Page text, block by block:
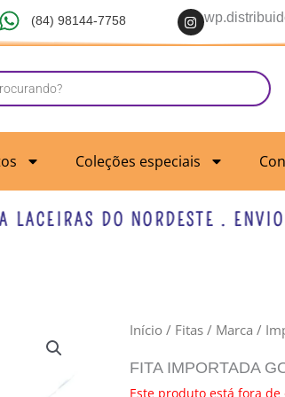
(84) 98144-7758 I
n
s
a
a
Coleções especiais
DO NORDESTE . ENVIO
Início / Fitas / Marca /
FITA IMPORTADA
Este produto está fora